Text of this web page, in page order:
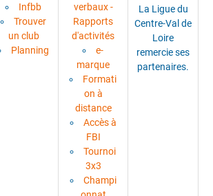
Infbb
Trouver
un club
Planning
verbaux -
Rapports
d'activités
e-
marque
Formati
on à
distance
Accès à
FBI
Tournoi
3x3
Champi
La Ligue du
Centre-Val de
Loire
remercie ses
partenaires.